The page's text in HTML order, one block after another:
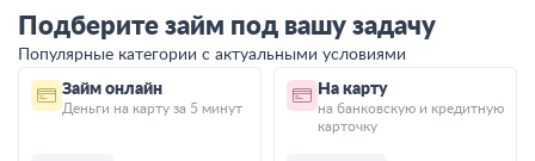
Подберите займ под вашу задачу
Популярные категории с актуальными условиями
Займ онлайн
Деньги на карту за 5 минут
На карту
на банковскую и кредитную
карточку